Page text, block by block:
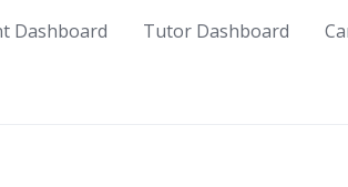
Dashboard Tutor Dashboard